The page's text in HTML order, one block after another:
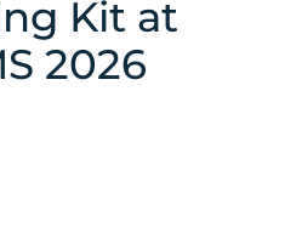
Kit at
2026